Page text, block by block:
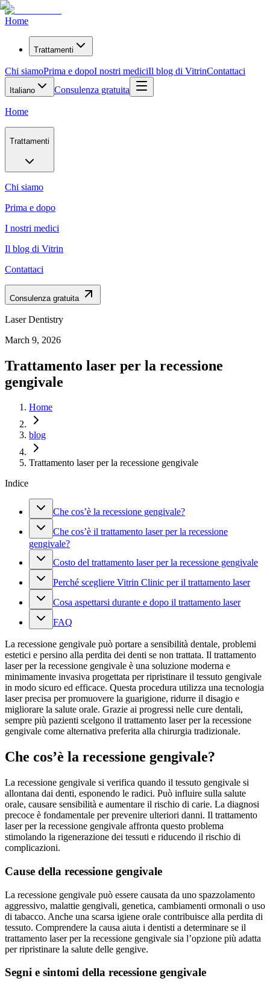
Home
Trattamenti
Chi siamoPrima e dopoI nostri mediciIl blog di VitrinContattaci
Italiano Consulenza gratuita
Home
Trattamenti
Chi siamo
Prima e dopo
I nostri medici
Il blog di Vitrin
Contattaci
Consulenza gratuita
Laser Dentistry
March 9, 2026
Trattamento laser per la recessione
gengivale
Home
blog
Trattamento laser per la recessione gengivale
Indice
Che cos’è la recessione gengivale?
Che cos’è il trattamento laser per la recessione
gengivale?
Costo del trattamento laser per la recessione gengivale
Perché scegliere Vitrin Clinic per il trattamento laser
Cosa aspettarsi durante e dopo il trattamento laser
FAQ
La recessione gengivale può portare a sensibilità dentale, problemi
estetici e persino alla perdita dei denti se non trattata. Il trattamento
laser per la recessione gengivale è una soluzione moderna e
minimamente invasiva progettata per ripristinare il tessuto gengivale
in modo sicuro ed efficace. Questa procedura utilizza una tecnologia
laser precisa per promuovere la guarigione, ridurre il disagio e
migliorare la salute orale. Grazie ai progressi nelle cure dentali,
sempre più pazienti scelgono il trattamento laser per la recessione
gengivale come alternativa preferita alla chirurgia tradizionale.
Che cos’è la recessione gengivale?
La recessione gengivale si verifica quando il tessuto gengivale si
allontana dai denti, esponendo le radici. Può influire sulla salute
orale, causare sensibilità e aumentare il rischio di carie. La diagnosi
precoce è fondamentale per prevenire ulteriori danni. Il trattamento
laser per la recessione gengivale affronta questo problema
stimolando la rigenerazione dei tessuti e riducendo il rischio di
complicazioni.
Cause della recessione gengivale
La recessione gengivale può essere causata da uno spazzolamento
aggressivo, malattie gengivali, genetica, cambiamenti ormonali o uso
di tabacco. Anche una scarsa igiene orale contribuisce alla perdita di
tessuto. Comprendere la causa aiuta i dentisti a determinare se il
trattamento laser per la recessione gengivale sia l’opzione più adatta
per ripristinare la salute delle gengive.
Segni e sintomi della recessione gengivale